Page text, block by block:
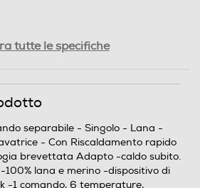
tutte le specifiche
separabile - Singolo - Lana -
- Con Riscaldamento rapido
brevettata Adapto -caldo subito.
100% lana e merino -dispositivo di
-1 comando, 6 temperature,